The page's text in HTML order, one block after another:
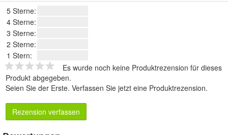
5 Sterne:
4 Sterne:
3 Sterne:
2 Sterne:
1 Stern:
Es wurde noch keine Produktrezension für dieses
Produkt abgegeben.
Seien Sie der Erste. Verfassen Sie jetzt eine Produktrezension.
Rezension verfassen